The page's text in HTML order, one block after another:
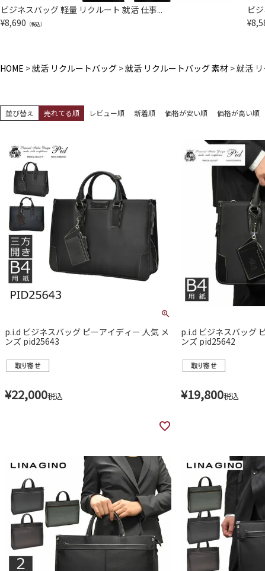
ビジネスバッグ 軽量 リクルート 就活 仕事...
¥8,690 （税込）
ビ
¥
HOME 就活 リクルートバッグ 就活 リクルートバッグ 素材 就活
並び替え 売れてる順 レビュー順 新着順 価格が安い順 価格が高い順
p.i.d ビジネスバッグ ピーアイディー 人気 メ
ンズ pid25643
¥22,000税込
p.i.d ビジネスバッグ
ンズ pid25642
¥19,800税込